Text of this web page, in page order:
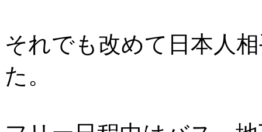
それでも改めて日本人
た。